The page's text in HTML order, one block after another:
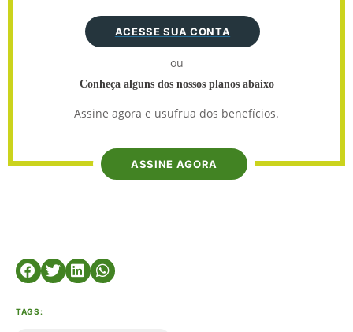
ACESSE SUA CONTA
ou
Conheça alguns dos nossos planos abaixo
Assine agora e usufrua dos benefícios.
ASSINE AGORA
TAGS: